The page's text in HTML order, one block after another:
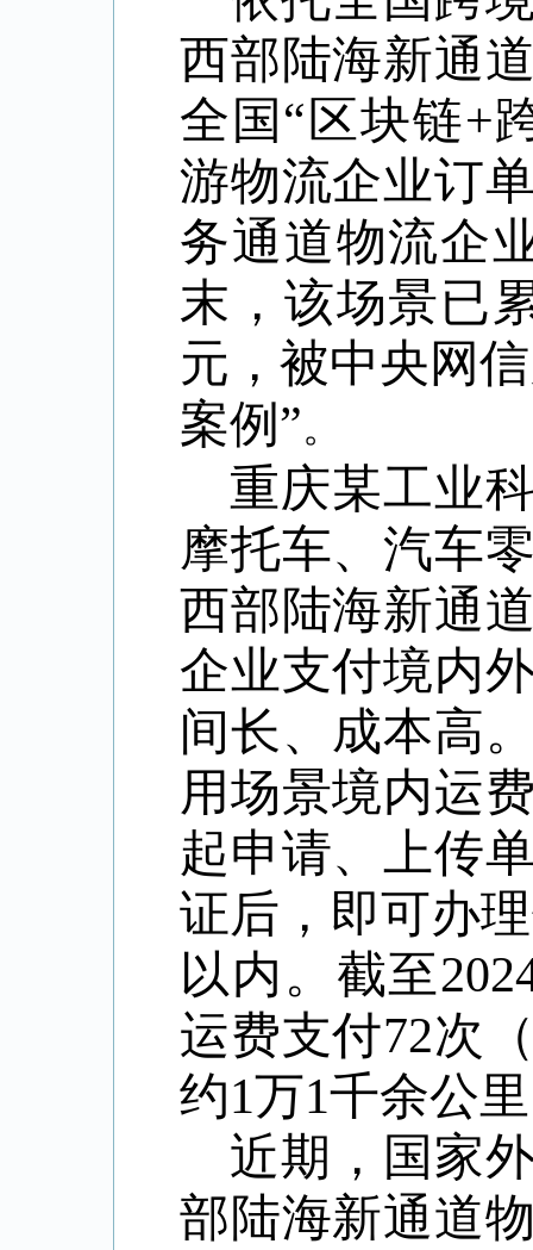
西部陆海新通
全国 “区块链+
游物流企业订
务通道物流企
末，该场景已
元，被中央网
案例”。
重庆某工业
摩托车、汽车
西部陆海新通
企业支付境内
间长、成本高
用场景境内运
起申请、上传
证后，即可办
以内。截至
运费支付72次
约1万1千余公
近期， 国家
部陆海新通道